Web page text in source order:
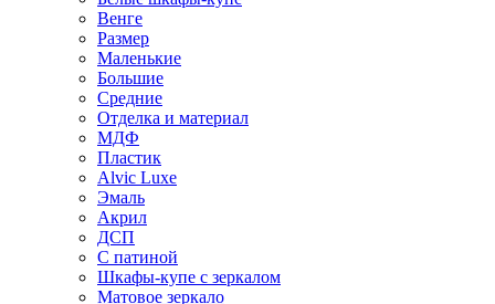
Венге
Размер
Маленькие
Большие
Средние
Отделка и материал
МДФ
Пластик
Alvic Luxe
Эмаль
Акрил
ДСП
С патиной
Шкафы-купе с зеркалом
Матовое зеркало